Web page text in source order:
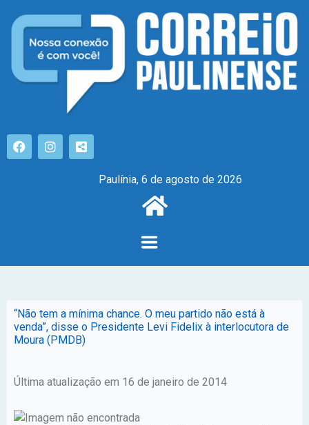
Paulínia, 6 de agosto de 2026
“Não tem a mínima chance. O meu partido não está à
venda”, disse o Presidente Levi Fidelix à interlocutora de
Moura (PMDB)
Última atualização em 16 de janeiro de 2014